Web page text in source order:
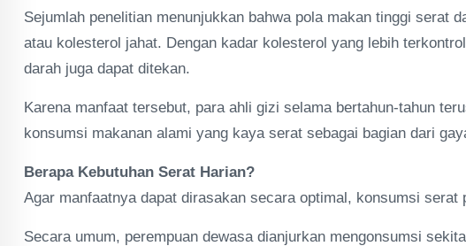
Sejumlah penelitian menunjukkan bahwa pola makan tinggi serat
atau kolesterol jahat. Dengan kadar kolesterol yang lebih
darah juga dapat ditekan.
Karena manfaat tersebut, para ahli gizi selama bertahun-tahun
konsumsi makanan alami yang kaya serat sebagai bagian dari
Berapa Kebutuhan Serat Harian?
Agar manfaatnya dapat dirasakan secara optimal, konsumsi serat
Secara umum, perempuan dewasa dianjurkan mengonsumsi